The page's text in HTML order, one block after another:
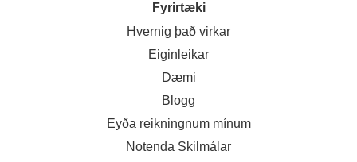
Fyrirtæki
Hvernig það virkar
Eiginleikar
Dæmi
Blogg
Eyða reikningnum mínum
Notenda Skilmálar